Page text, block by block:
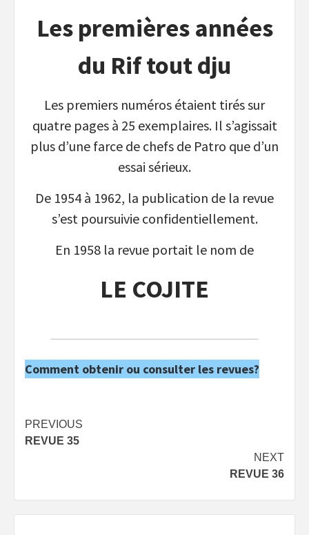
Les premières années
du Rif tout dju
Les premiers numéros étaient tirés sur
quatre pages à 25 exemplaires. Il s’agissait
plus d’une farce de chefs de Patro que d’un
essai sérieux.
De 1954 à 1962, la publication de la revue
s’est poursuivie confidentiellement.
En 1958 la revue portait le nom de
LE COJITE
Comment obtenir ou consulter les revues?
Post
navigation
PREVIOUS
REVUE 35
NEXT
REVUE 36